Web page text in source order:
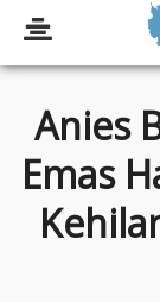
Anies
Emas